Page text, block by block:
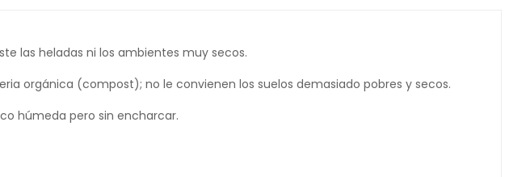
las heladas ni los ambientes muy secos.
orgánica (compost); no le convienen los suelos demasiado pobres y secos.
húmeda pero sin encharcar.